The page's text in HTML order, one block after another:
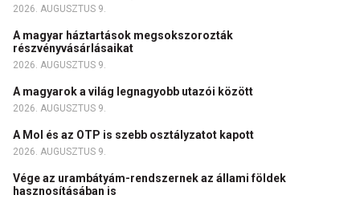
2026. AUGUSZTUS 9.
A magyar háztartások megsokszorozták
részvényvásárlásaikat
2026. AUGUSZTUS 9.
A magyarok a világ legnagyobb utazói között
2026. AUGUSZTUS 9.
A Mol és az OTP is szebb osztályzatot kapott
2026. AUGUSZTUS 9.
Vége az urambátyám-rendszernek az állami földek
hasznosításában is